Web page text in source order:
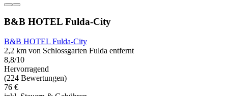
B&B HOTEL Fulda-City
B&B HOTEL Fulda-City
2,2 km von Schlossgarten Fulda entfernt
8,8/10
Hervorragend
(224 Bewertungen)
76 €